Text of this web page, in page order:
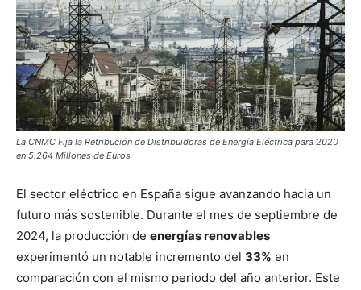
La CNMC Fija la Retribución de Distribuidoras de Energía Eléctrica para 2020
en 5.264 Millones de Euros
El sector eléctrico en España sigue avanzando hacia un
futuro más sostenible. Durante el mes de septiembre de
2024, la producción de energías renovables
experimentó un notable incremento del 33% en
comparación con el mismo periodo del año anterior. Este